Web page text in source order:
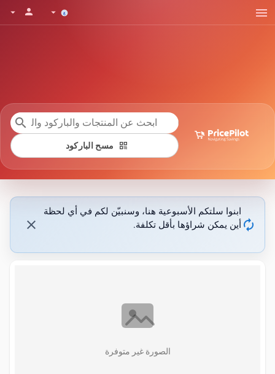
menu
arrow_drop_down
person
arrow_drop_down
search
qr_code مسح الباركود
autorenew
ابنوا سلتكم الأسبوعية هنا، وسنبيّن لكم في أي لحظة
أين يمكن شراؤها بأقل تكلفة.
close
الصورة غير متوفرة